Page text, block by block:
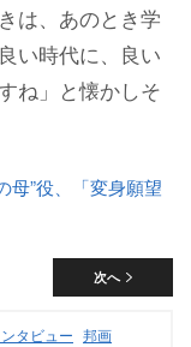
は、あのとき学
い時代に、良い
ね」と懐かしそ
母”役、「変身願望
次へ
タビュー 邦画